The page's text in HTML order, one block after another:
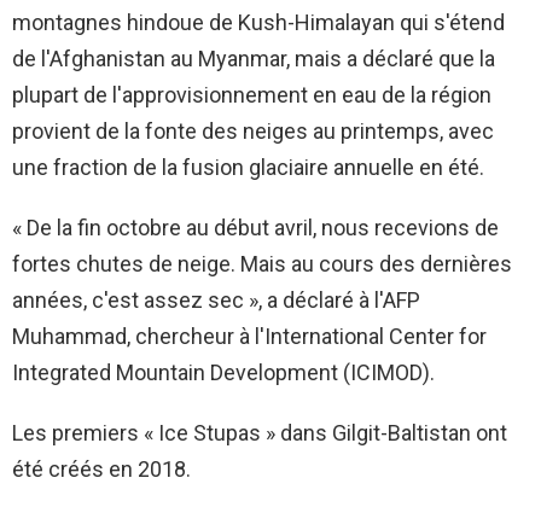
montagnes hindoue de Kush-Himalayan qui s'étend
de l'Afghanistan au Myanmar, mais a déclaré que la
plupart de l'approvisionnement en eau de la région
provient de la fonte des neiges au printemps, avec
une fraction de la fusion glaciaire annuelle en été.
« De la fin octobre au début avril, nous recevions de
fortes chutes de neige. Mais au cours des dernières
années, c'est assez sec », a déclaré à l'AFP
Muhammad, chercheur à l'International Center for
Integrated Mountain Development (ICIMOD).
Les premiers « Ice Stupas » dans Gilgit-Baltistan ont
été créés en 2018.